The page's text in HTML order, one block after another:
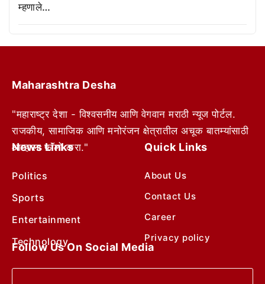
म्हणाले…
Maharashtra Desha
"महाराष्ट्र देशा - विश्वसनीय आणि वेगवान मराठी न्यूज पोर्टल.
राजकीय, सामाजिक आणि मनोरंजन क्षेत्रातील अचूक बातम्यांसाठी
आम्हाला फॉलो करा."
News Links
Politics
Sports
Entertainment
Technology
Quick Links
About Us
Contact Us
Career
Privacy policy
Follow Us On Social Media